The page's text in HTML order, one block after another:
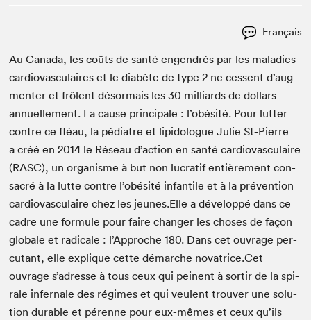
Français
Au Cana­da, les coûts de san­té engen­drés par les mal­adies
car­dio­vas­cu­laires et le dia­bète de type2 ne cessent d’aug­
menter et frô­lent désor­mais les30 mil­liards de dol­lars
annuelle­ment. La cause prin­ci­pale : l’obésité. Pour lut­ter
con­tre ce fléau, la pédi­a­tre et lipi­do­logue Julie St-Pierre
a créé en2014 le Réseau d’ac­tion en san­té car­dio­vas­cu­laire
(RASC), un organ­isme à but non lucratif entière­ment con­
sacré à la lutte con­tre l’obésité infan­tile et à la préven­tion
car­dio­vas­cu­laire chez les jeunes.Elle a dévelop­pé dans ce
cadre une for­mule pour faire chang­er les choses de façon
glob­ale et rad­i­cale : l’Ap­proche180. Dans cet ouvrage per­
cu­tant, elle explique cette démarche novatrice.Cet
ouvrage s’adresse à tous ceux qui peinent à sor­tir de la spi­
rale infer­nale des régimes et qui veu­lent trou­ver une solu­
tion durable et pérenne pour eux-mêmes et ceux qu’ils